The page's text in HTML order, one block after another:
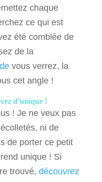
chaque
ce qui est
été comblée de
de la
vous verrez, la
cet angle !
d’unique !
! Je ne veux pas
ni de
de porter ce petit
unique ! Si
trouvé, découvrez